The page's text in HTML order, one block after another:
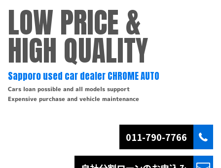
LOW PRICE &
HIGH QUALITY
Sapporo used car dealer CHROME AUTO
Cars loan possible and all models support
Expensive purchase and vehicle maintenance
011-790-7766